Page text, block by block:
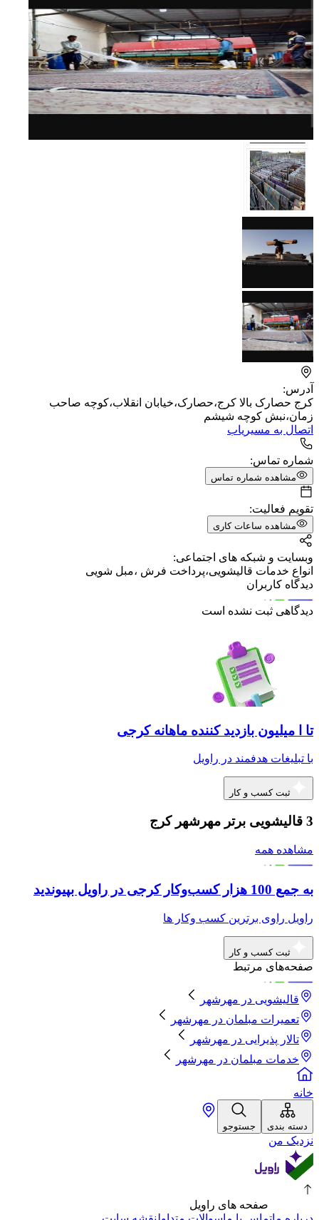
آدرس:
کرج حصارک بالا کرج،حصارک،خیابان انقلاب،کوچه صاحب
زمان،نبش کوچه شیشم
اتصال به مسیریاب
شماره تماس:
مشاهده شماره تماس
تقویم فعالیت:
مشاهده ساعات کاری
وبسایت و شبکه های اجتماعی:
انواع خدمات قالیشویی،پرداخت فرش ،مبل شویی
دیدگاه کاربران
دیدگاهی ثبت نشده است
تا ا میلیون بازدید کننده ماهانه کرجی
با تبلیغات هدفمند در راویل
ثبت کسب و کار
3 قالیشویی برتر مهرشهر کرج
مشاهده همه
به جمع 100 هزار کسب‌وکار کرجی در راویل بپیوندید
راویل راوی برترین کسب وکار ها
ثبت کسب و کار
صفحه‌های مرتبط
قالیشویی در مهرشهر
تعمیرات مبلمان در مهرشهر
تالار پذیرایی در مهرشهر
خدمات مبلمان در مهرشهر
خانه
دسته بندی جستوجو
نزدیک من
صفحه های راویل